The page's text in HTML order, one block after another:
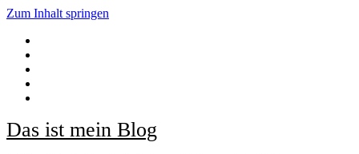
Zum Inhalt springen
Das ist mein Blog